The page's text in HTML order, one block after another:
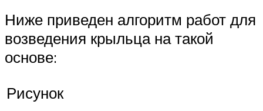
Ниже приведен алгоритм работ для
возведения крыльца на такой
основе:
Рисунок